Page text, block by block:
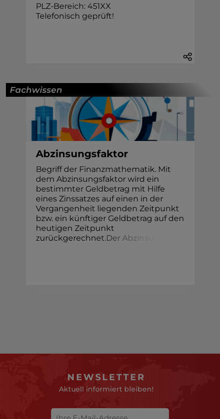
PLZ-Bereich: 451XX
Telefonisch geprüft!
Fachwissen
Abzinsungsfaktor
Begriff der Finanzmathematik. Mit
dem Abzinsungsfaktor wird ein
bestimmter Geldbetrag mit Hilfe
eines Zinssatzes auf einen in der
Vergangenheit liegenden Zeitpunkt
bzw. ein künftiger Geldbetrag auf den
heutigen Zeitpunkt
zurückgerechnet.Der Abzin
NEWSLETTER
Aktuell informiert bleiben!